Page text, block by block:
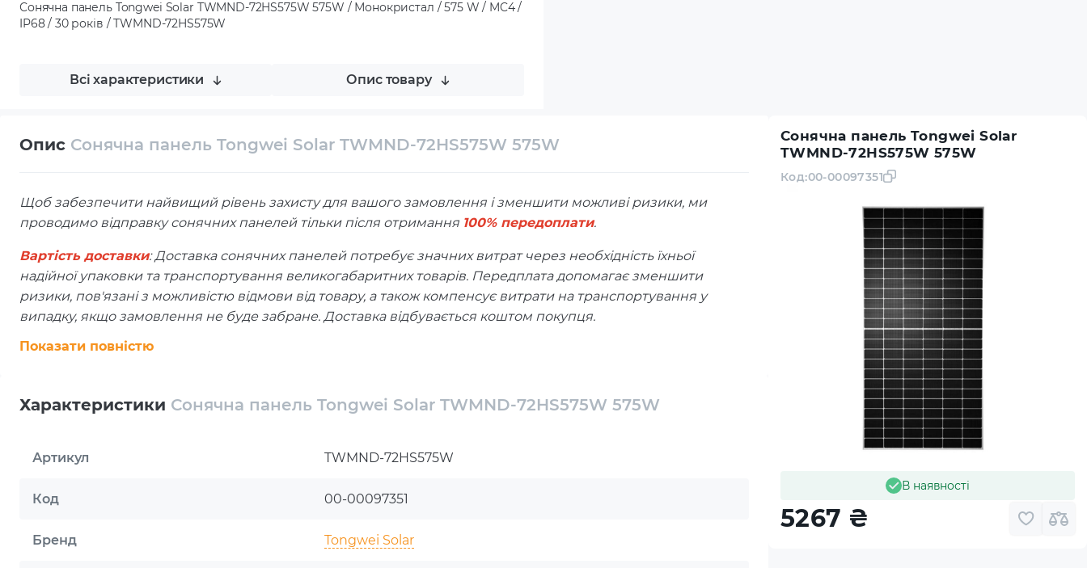
Сонячна панель Tongwei Solar TWMND-72HS575W 575W / Монокристал / 575 W / MC4 /
IP68 / 30 років / TWMND-72HS575W
Всі характеристики Опис товару
Опис Сонячна панель Tongwei Solar TWMND-72HS575W 575W
Щоб забезпечити найвищий рівень захисту для вашого замовлення і зменшити можливі ризики, ми
проводимо відправку сонячних панелей тільки після отримання 100% передоплати.
Вартість доставки: Доставка сонячних панелей потребує значних витрат через необхідність їхньої
надійної упаковки та транспортування великогабаритних товарів. Передплата допомагає зменшити
ризики, пов'язані з можливістю відмови від товару, а також компенсує витрати на транспортування у
випадку, якщо замовлення не буде забране. Доставка відбувається коштом покупця.
Страхування: Кожна посилка застрахована на 100%, що нівелює фінансові ризики. Якщо панель буде
У сьогоднішній все більш свідомій екологічний епохі, сонячна енергія стає не просто альтернативою,
роль відіграють високоякісні сонячні панелі, такі як монокристалічна сонячна панель Tongwei Solar
З цією панеллю ви отримуєте не просто пристрій для перетворення сонячного світла в
Показати повністю
Характеристики Сонячна панель Tongwei Solar TWMND-72HS575W 575W
Артикул TWMND-72HS575W
Код 00-00097351
Бренд Tongwei Solar
Сонячна панель Tongwei Solar
TWMND-72HS575W 575W
Код:00-00097351
В наявності
5267 ₴